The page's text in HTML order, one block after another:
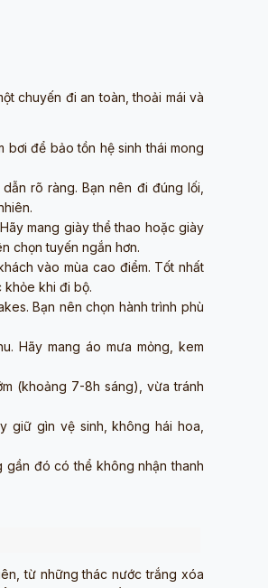
chuyến đi an toàn, thoải mái và
để bảo tồn hệ sinh thái mong
rõ ràng. Bạn nên đi đúng lối,
mang giày thể thao hoặc giày
chọn tuyến ngắn hơn.
vào mùa cao điểm. Tốt nhất
khỏe khi đi bộ.
Bạn nên chọn hành trình phù
Hãy mang áo mưa mỏng, kem
(khoảng 7-8h sáng), vừa tránh
giữ gìn vệ sinh, không hái hoa,
đó có thể không nhận thanh
từ những thác nước trắng xóa